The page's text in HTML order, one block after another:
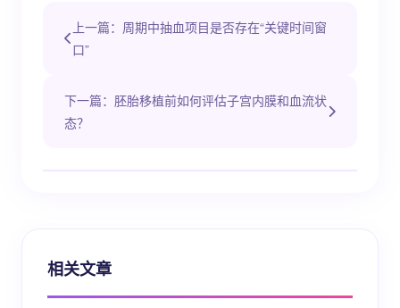
上一篇：周期中抽血项目是否存在“关键时间窗
口”
下一篇：胚胎移植前如何评估子宫内膜和血流状
态？
相关文章